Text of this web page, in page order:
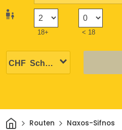
18+ < 18
HeimRouten Naxos-Sifnos